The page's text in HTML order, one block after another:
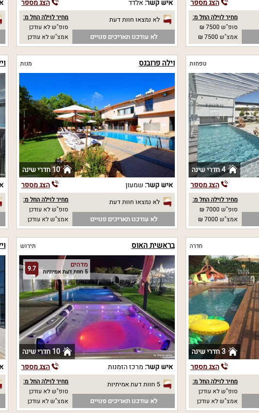
הצג מספר
מחיר לוילה החל מ:
סופ"ש 7500 ₪
אמצ"ש 7500 ₪
איש קשר: אלדד הצג מספר
לא נמצאו חוות דעת
לא עודכנו תאריכים פנויים
מחיר לוילה החל מ:
סופ"ש לא עודכן
אמצ"ש לא עודכן
טפחות
4 חדרי שינה
הצג מספר
מחיר לוילה החל מ:
סופ"ש 7000 ₪
אמצ"ש 7000 ₪
וילה פרובנס מנות
10 חדרי שינה
איש קשר: שמעון הצג מספר
לא נמצאו חוות דעת
לא עודכנו תאריכים פנויים
מחיר לוילה החל מ:
סופ"ש לא עודכן
אמצ"ש לא עודכן
חדרה
3 חדרי שינה
הצג מספר
מחיר לוילה החל מ:
סופ"ש לא עודכן
אמצ"ש לא עודכן
בראשית האוס תירוש
9.7 מדהים
5 חוות דעת אמיתיות
10 חדרי שינה
איש קשר: מרכז הזמנות הצג מספר
5 חוות דעת אמיתיות
לא עודכנו תאריכים פנויים
מחיר לוילה החל מ:
סופ"ש לא עודכן
אמצ"ש לא עודכן